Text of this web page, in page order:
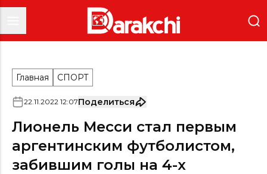
Главная СПОРТ
22.11.2022 12:07Поделиться
Лионель Месси стал первым
аргентинским футболистом,
забившим голы на 4-х